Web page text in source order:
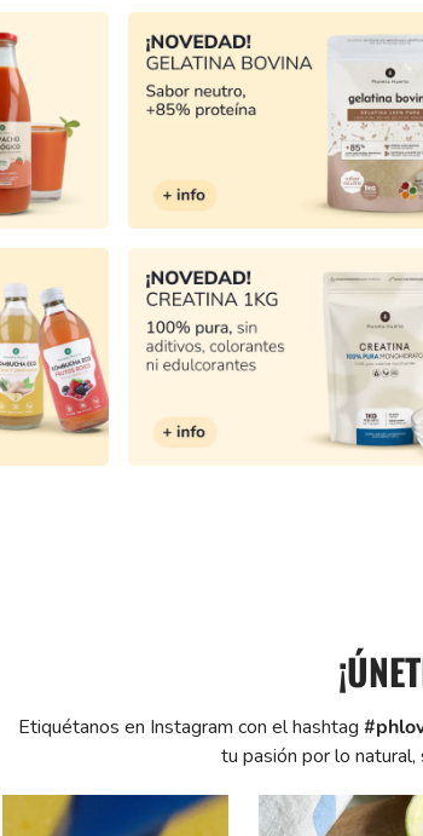
Etiquétanos en Instagram con el hashtag
Comparte tu pasión por lo